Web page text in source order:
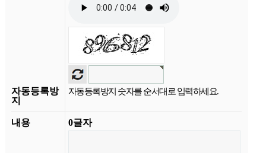
자동등록방
지
자동등록방지 숫자를 순서대로 입력하세요.
내용 0글자